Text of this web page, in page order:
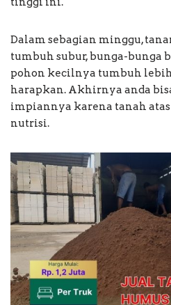
Dalam sebagian minggu,
tumbuh subur, bunga-bunga
pohon kecilnya tumbuh
harapkan. Akhirnya anda
impiannya karena tanah
nutrisi.